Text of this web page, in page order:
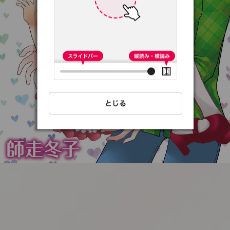
:692.15.692.29:t-
vnqp.lunrzsdszk.vn.oi